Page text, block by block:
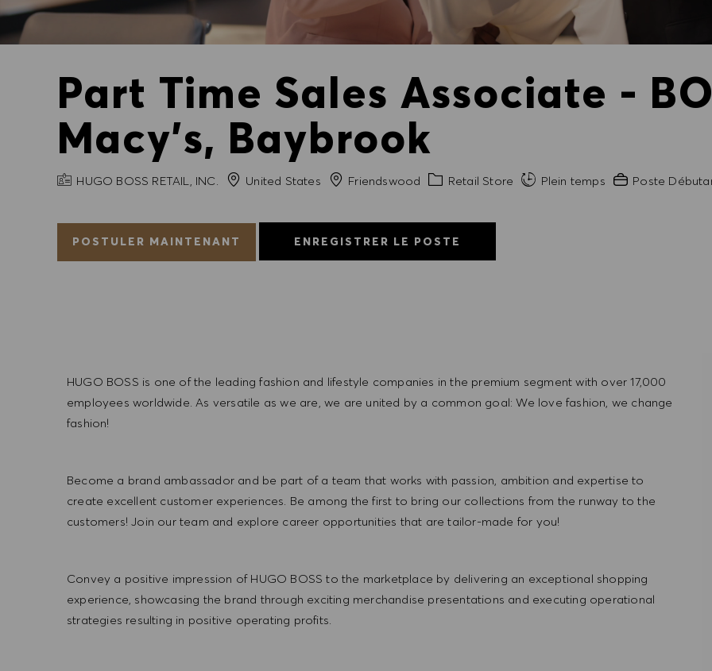
Part Time Sales Associate -
Macy's, Baybrook
NOM DE L'ENTREPRISE
HUGO BOSS RETAIL, INC. United States VilleFriendswood Catégorie
Retail Store Plein temps Expérience
Poste
POSTULER MAINTENANT ENREGISTRER LE POSTE
HUGO BOSS is one of the leading fashion and lifestyle companies in the premium segment with over 17,000
employees worldwide. As versatile as we are, we are united by a common goal: We love fashion, we change
fashion!
Become a brand ambassador and be part of a team that works with passion, ambition and expertise to
create excellent customer experiences. Be among the first to bring our collections from the runway to the
customers! Join our team and explore career opportunities that are tailor-made for you!
Convey a positive impression of HUGO BOSS to the marketplace by delivering an exceptional shopping
experience, showcasing the brand through exciting merchandise presentations and executing operational
strategies resulting in positive operating profits.